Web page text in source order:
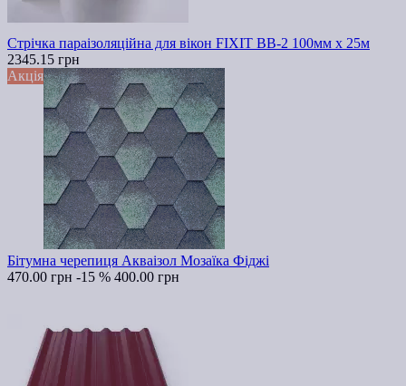
Стрічка параізоляційна для вікон FIXIT ВВ-2 100мм х 25м
2345.15 грн
Акція
Бітумна черепиця Акваізол Мозаїка Фіджі
470.00 грн -15 % 400.00 грн